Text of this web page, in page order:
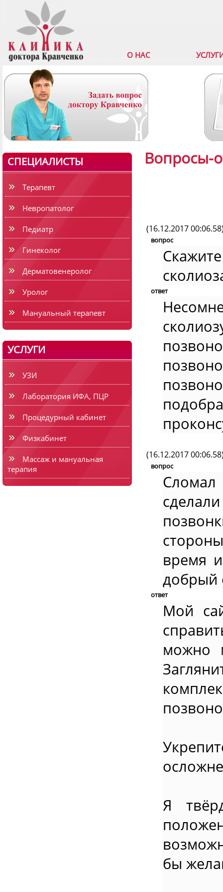
О НАС
СПЕЦИАЛИСТЫ
Терапевт
Невропатолог
Педиатр
Гинеколог
Дерматовенеролог
Уролог
Мануальный терапевт
УСЛУГИ
УЗИ
Лаборатория ИФА, ПЦР
Процедурный кабинет
Физкабинет
Массаж и мануальная
терапия
Вопросы-
(16.12.2017
вопрос
ответ
(16.12.2017
вопрос
время
добрый
ответ
Мой
можно
Я
бы